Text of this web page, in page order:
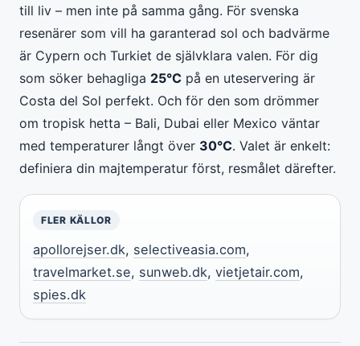
till liv – men inte på samma gång. För svenska
resenärer som vill ha garanterad sol och badvärme
är Cypern och Turkiet de självklara valen. För dig
som söker behagliga 25°C på en uteservering är
Costa del Sol perfekt. Och för den som drömmer
om tropisk hetta – Bali, Dubai eller Mexico väntar
med temperaturer långt över 30°C. Valet är enkelt:
definiera din majtemperatur först, resmålet därefter.
FLER KÄLLOR
apollorejser.dk, selectiveasia.com,
travelmarket.se, sunweb.dk, vietjetair.com,
spies.dk